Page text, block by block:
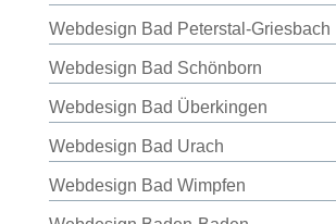
Webdesign Bad Peterstal-Griesbach
Webdesign Bad Schönborn
Webdesign Bad Überkingen
Webdesign Bad Urach
Webdesign Bad Wimpfen